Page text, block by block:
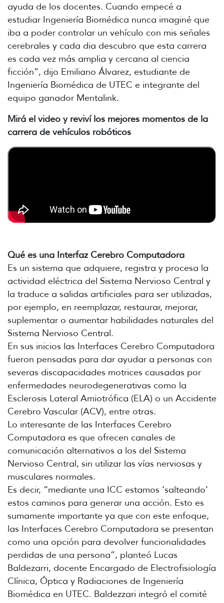
ayuda de los docentes. Cuando empecé a
estudiar Ingeniería Biomédica nunca imaginé que
iba a poder controlar un vehículo con mis señales
cerebrales y cada dia descubro que esta carrera
es cada vez más amplia y cercana al ciencia
ficción”, dijo Emiliano Álvarez, estudiante de
Ingeniería Biomédica de UTEC e integrante del
equipo ganador Mentalink.
Mirá el video y reviví los mejores momentos de la
carrera de vehículos robóticos
Qué es una Interfaz Cerebro Computadora
Es un sistema que adquiere, registra y procesa la
actividad eléctrica del Sistema Nervioso Central y
la traduce a salidas artificiales para ser utilizadas,
por ejemplo, en reemplazar, restaurar, mejorar,
suplementar o aumentar habilidades naturales del
Sistema Nervioso Central.
En sus inicios las Interfaces Cerebro Computadora
fueron pensadas para dar ayudar a personas con
severas discapacidades motrices causadas por
enfermedades neurodegenerativas como la
Esclerosis Lateral Amiotrófica (ELA) o un Accidente
Cerebro Vascular (ACV), entre otras.
Lo interesante de las Interfaces Cerebro
Computadora es que ofrecen canales de
comunicación alternativos a los del Sistema
Nervioso Central, sin utilizar las vías nerviosas y
musculares normales.
Es decir, “mediante una ICC estamos ‘salteando’
estos caminos para generar una acción. Esto es
sumamente importante ya que con este enfoque,
las Interfaces Cerebro Computadora se presentan
como una opción para devolver funcionalidades
perdidas de una persona”, planteó Lucas
Baldezarri, docente Encargado de Electrofisiología
Clínica, Óptica y Radiaciones de Ingeniería
Biomédica en UTEC. Baldezzari integró el comité